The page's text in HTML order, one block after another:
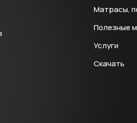
Матрасы,
Полезные
Услуги
Скачать